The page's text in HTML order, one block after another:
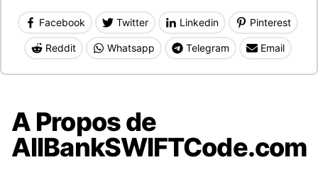
Facebook Twitter Linkedin Pinterest
Reddit Whatsapp Telegram Email
A Propos de
AllBankSWIFTCode.com